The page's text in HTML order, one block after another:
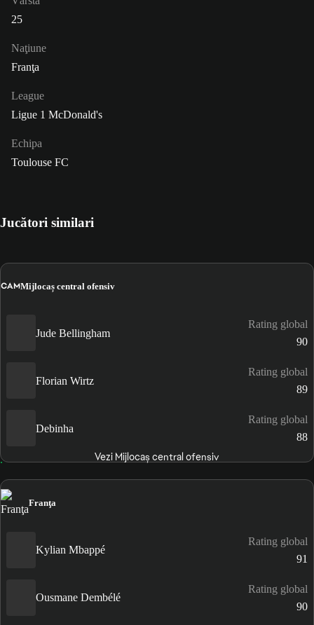
25
Naţiune
Franţa
League
Ligue 1 McDonald's
Echipa
Toulouse FC
Jucători similari
CAMMijlocaș central ofensiv
Jude Bellingham
Rating global
90
Florian Wirtz
Rating global
89
Debinha
Rating global
88
Vezi Mijlocaș central ofensiv
Franţa
Kylian Mbappé
Rating global
91
Ousmane Dembélé
Rating global
90